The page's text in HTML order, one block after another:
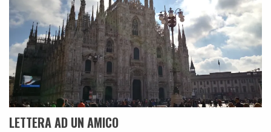
LETTERA AD UN AMICO